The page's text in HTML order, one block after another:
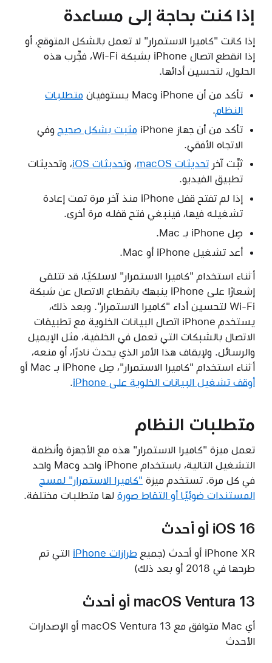
إذا كنت بحاجة إلى مساعدة
إذا كانت "كاميرا الاستمرار" لا تعمل بالشكل المتوقع، أو
إذا انقطع اتصال iPhone بشبكة Wi-Fi، فجِّرب هذه
الحلول، لتحسين أدائها.
تأكد من أن iPhone وMac يستوفيان
متطلبات
النظام.
تأكد من أن جهاز iPhone ‏
مثبت بشكل صحيح وفي
الاتجاه الأفقي.
ثبِّت آخر تحديثات macOS ، وتحديثات iOS
، وتحديثات
تطبيق الفيديو.
إذا لم تفتح قفل iPhone منذ آخر مرة تمت إعادة
تشغيله فيها، فينبغي فتح قفله مرة أخرى.
صِل iPhone بـ Mac.
أعد تشغيل iPhone أو Mac.
أثناء استخدام "كاميرا الاستمرار" لاسلكيًا، قد تتلقى
إشعارًا على iPhone ينبهك بانقطاع الاتصال عن شبكة
Wi-Fi لتحسين أداء "كاميرا الاستمرار". وبعد ذلك،
يستخدم iPhone اتصال البيانات الخلوية مع تطبيقات
الاتصال بالشبكات التي تعمل في الخلفية، مثل الإيميل
والرسائل. ولإيقاف هذا الأمر الذي يحدث نادرًا، أو منعه،
أثناء استخدام "كاميرا الاستمرار"، صِل iPhone بـ Mac أو
أوقف تشغيل البيانات الخلوية على iPhone
.
متطلبات النظام
تعمل ميزة "كاميرا الاستمرار" هذه مع الأجهزة وأنظمة
التشغيل التالية، باستخدام iPhone واحد وMac واحد
في كل مرة. تستخدم ميزة "كاميرا الاستمرار" لمسح
المستندات ضوئيًا أو التقاط صورة لها متطلبات مختلفة.
iOS 16 أو أحدث
iPhone XR أو أحدث (جميع طرازات iPhone
التي تم
طرحها في 2018 أو بعد ذلك)
macOS Ventura 13 أو أحدث
أي Mac متوافق مع macOS Ventura 13 أو الإصدارات
الأحدث